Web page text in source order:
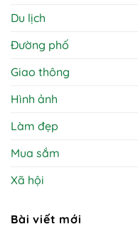
Du lịch
Đường phố
Giao thông
Hình ảnh
Làm đẹp
Mua sắm
Xã hội
Bài viết mới